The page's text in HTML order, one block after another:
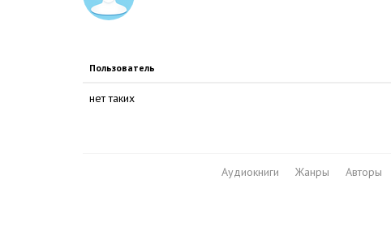
Пользователь
нет таких
Аудиокниги Жанры Авторы